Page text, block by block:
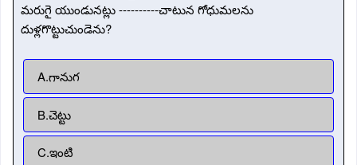
మరుగై యుండునట్లు ----------చాటున గోధుమలను
దుళ్లగొట్టుచుండెను?
A.గానుగ
B.చెట్టు
C.ఇంటి